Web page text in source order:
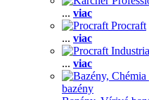
... viac
Procraft
... viac
... viac
bazény